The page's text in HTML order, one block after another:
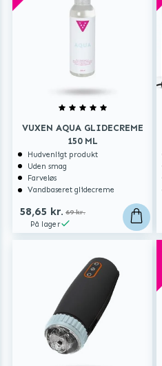
VUXEN AQUA GLIDECREME
150 ML
Hudvenligt produkt
Uden smag
Farveløs
Vandbaseret glidecreme
58,65 kr. 69 kr.
På lager